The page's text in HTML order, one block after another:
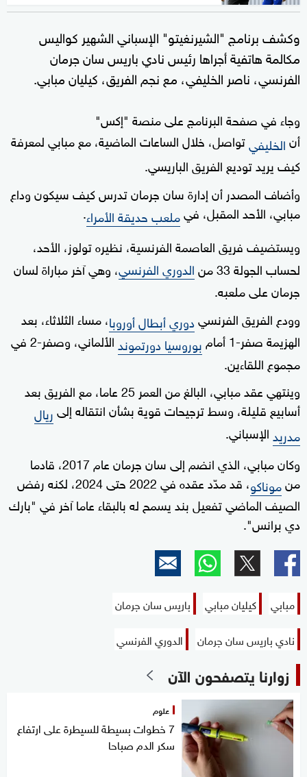
وكشف برنامج "الشيرنغيتو" الإسباني الشهير كواليس
مكالمة هاتفية أجراها رئيس نادي باريس سان جرمان
الفرنسي، ناصر الخليفي، مع نجم الفريق، كيليان مبابي.
وجاء في صفحة البرنامج على منصة "إكس"
أنالخليفيتواصل، خلال الساعات الماضية، مع مبابي لمعرفة
كيف يريد توديع الفريق الباريسي.
وأضاف المصدر أن إدارة سان جرمان تدرس كيف سيكون وداع
مبابي، الأحد المقبل، فيملعب حديقة الأمراء.
ويستضيف فريق العاصمة الفرنسية، نظيره تولوز، الأحد،
لحساب الجولة 33 من
الدوري الفرنسي، وهي آخر مباراة لسان
جرمان على ملعبه.
وودع الفريق الفرنسيدوري أبطال أوروبا، مساء الثلاثاء، بعد
الهزيمة صفر-1 أمام
بوروسيا دورتموند
الألماني، وصفر-2 في
مجموع اللقاءين.
وينتهي عقد مبابي، البالغ من العمر 25 عاما، مع الفريق بعد
أسابيع قليلة، وسط ترجيحات قوية بشأن انتقاله إلىريال
مدريدالإسباني.
وكان مبابي، الذي انضم إلى سان جرمان عام 2017، قادما
منموناكو
، قد مدّد عقده في 2022 حتى 2024، لكنه رفض
الصيف الماضي تفعيل بند يسمح له بالبقاء عاما آخر في "بارك
دي برانس".
مبابي كيليان مبابي
باريس سان جرمان
نادي باريس سان جرمان
الدوري الفرنسي
زوارنا يتصفحون الآن
علوم
7 خطوات بسيطة للسيطرة على ارتفاع
سكر الدم صباحا